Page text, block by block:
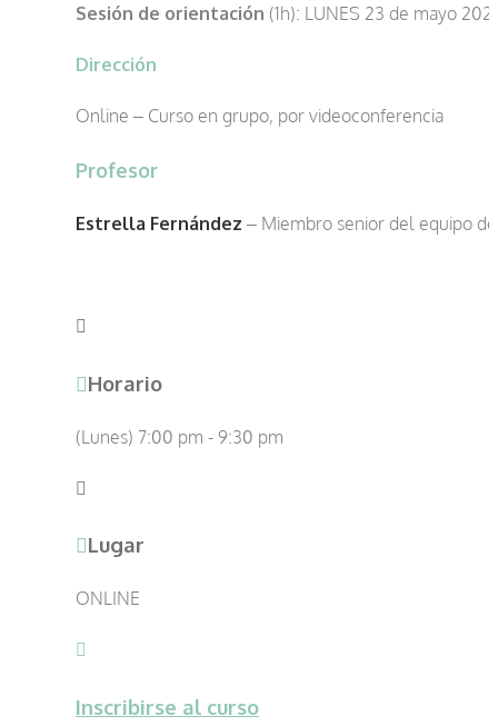
Sesión de orientación (1h): LUNES 23 de mayo
Dirección
Online – Curso en grupo, por videoconferencia
Profesor
Estrella Fernández – Miembro senior del equipo
Horario
(Lunes) 7:00 pm - 9:30 pm
Lugar
ONLINE
Inscribirse al curso